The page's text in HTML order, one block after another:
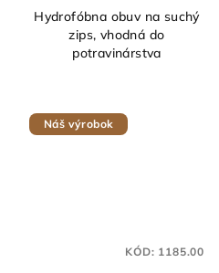
Hydrofóbna obuv na suchý
zips, vhodná do
potravinárstva
Náš výrobok
KÓD: 1185.00